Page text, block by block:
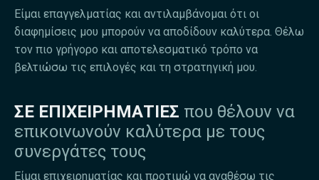
Είμαι επαγγελματίας και αντιλαμβάνομαι ότι οι
διαφημίσεις μου μπορούν να αποδίδουν καλύτερα. Θέλω
τον πιο γρήγορο και αποτελεσματικό τρόπο να
βελτιώσω τις επιλογές και τη στρατηγική μου.
ΣΕ ΕΠΙΧΕΙΡΗΜΑΤΙΕΣ που θέλουν να
επικοινωνούν καλύτερα με τους
συνεργάτες τους
Είμαι επιχειρηματίας και προτιμώ να αναθέσω τις